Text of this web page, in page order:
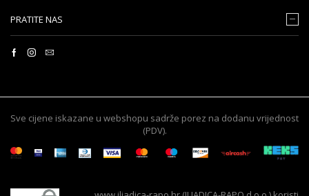
PRATITE NAS
Sve cijene iskazane u webshopu sadrže porez na dodanu vrijednost
(PDV).